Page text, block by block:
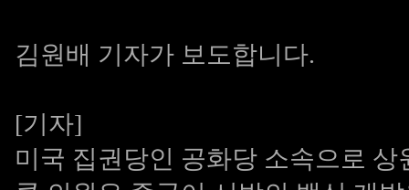
김원배 기자가 보도합니다.
[기자]
미국 집권당인 공화당 소속으로